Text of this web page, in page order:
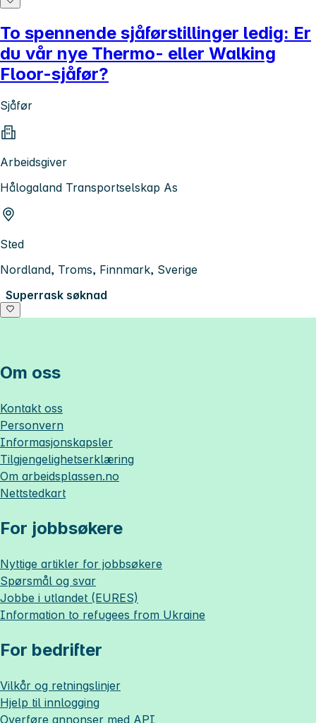
To spennende sjåførstillinger ledig: Er
du vår nye Thermo- eller Walking
Floor-sjåfør?
Sjåfør
Arbeidsgiver
Hålogaland Transportselskap As
Sted
Nordland, Troms, Finnmark, Sverige
Superrask søknad
Om oss
Kontakt oss
Personvern
Informasjonskapsler
Tilgjengelighetserklæring
Om arbeidsplassen.no
Nettstedkart
For jobbsøkere
Nyttige artikler for jobbsøkere
Spørsmål og svar
Jobbe i utlandet (EURES)
Information to refugees from Ukraine
For bedrifter
Vilkår og retningslinjer
Hjelp til innlogging
Overføre annonser med API